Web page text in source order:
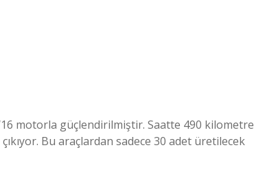
motorla güçlendirilmiştir. Saatte 490 kilometre
Bu araçlardan sadece 30 adet üretilecek